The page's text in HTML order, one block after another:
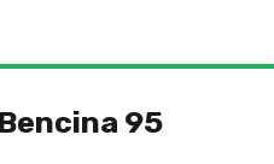
Bencina 95